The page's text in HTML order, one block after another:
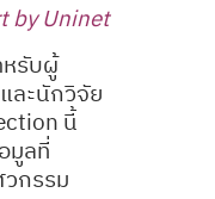
by Uninet
รับผู้
ละนักวิจัย
นี้
มูลที่
กรรม